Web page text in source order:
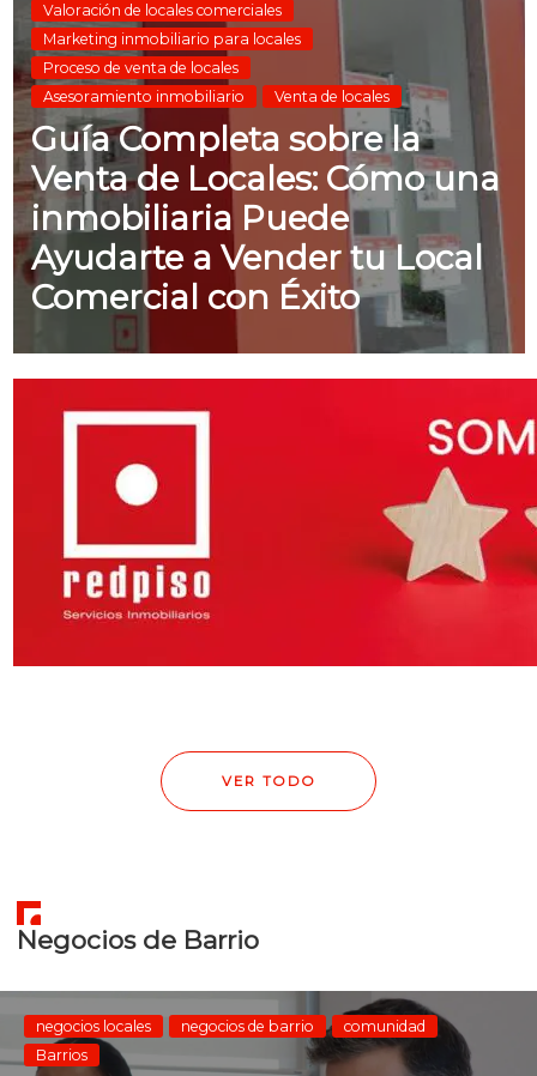
Valoración de locales comerciales
Marketing inmobiliario para locales
Proceso de venta de locales
Asesoramiento inmobiliario
Venta de locales
Guía Completa sobre la
Venta de Locales: Cómo una
inmobiliaria Puede
Ayudarte a Vender tu Local
Comercial con Éxito
VER TODO
Negocios de Barrio
negocios locales negocios de barrio
comunidad
Barrios